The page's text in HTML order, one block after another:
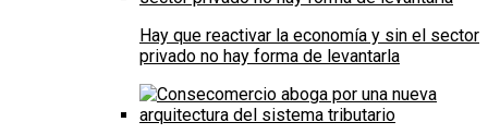
Hay que reactivar la economía y sin el sector
privado no hay forma de levantarla